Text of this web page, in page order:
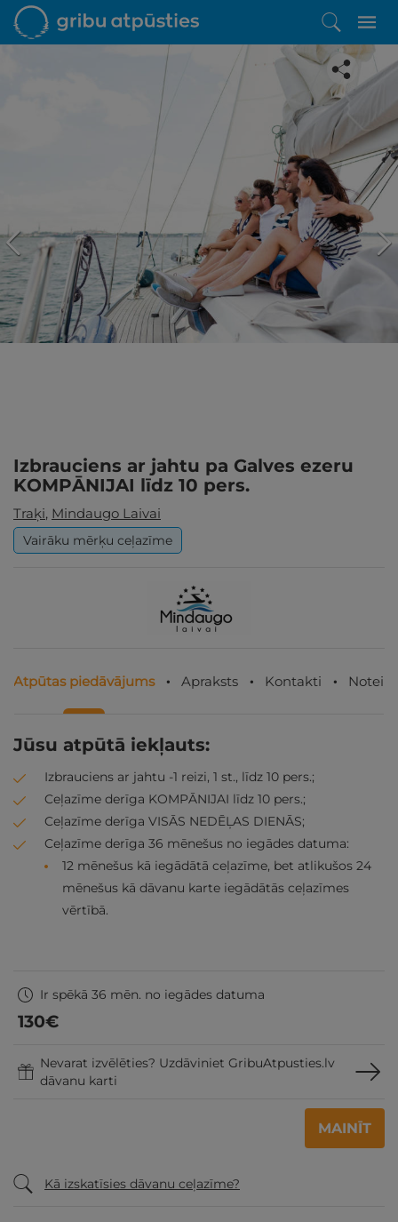
Iepatikās šis piedāvājums?
Līdz brīnišķīgai atpūtai atlikuši tikai daži soļi
PĒRKU
Izbrauciens ar jahtu pa Galves ezeru
KOMPĀNIJAI līdz 10 pers.
Traķi, Mindaugo Laivai
Vairāku mērķu ceļazīme
Atpūtas piedāvājums Apraksts Kontakti
Jūsu atpūtā iekļauts:
Izbrauciens ar jahtu -1 reizi, 1 st., līdz 10 pers.;
Ceļazīme derīga KOMPĀNIJAI līdz 10 pers.;
Ceļazīme derīga VISĀS NEDĒĻAS DIENĀS;
Ceļazīme derīga 36 mēnešus no iegādes datuma:
12 mēnešus kā iegādātā ceļazīme, bet atlikušos 24
mēnešus kā dāvanu karte iegādātās ceļazīmes
vērtībā.
Ir spēkā 36 mēn. no iegādes datuma
130€
Nevarat izvēlēties? Uzdāviniet GribuAtpusties.lv
dāvanu karti
MAINĪT
Kā izskatīsies dāvanu ceļazīme?